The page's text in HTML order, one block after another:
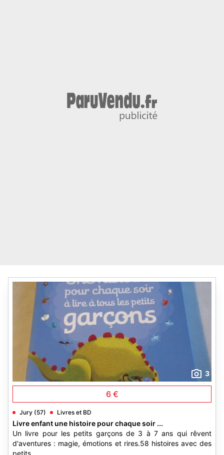
3
6 €
Jury (57) Livres et BD
Livre enfant une histoire pour chaque soir ...
Un livre pour les petits garçons de 3 à 7 ans qui rêvent
d'aventures : magie, émotions et rires.58 histoires avec des
petits